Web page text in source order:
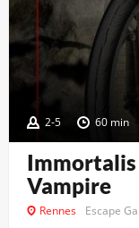
2-5 60 min
Immortalis
Vampire
Rennes Escape